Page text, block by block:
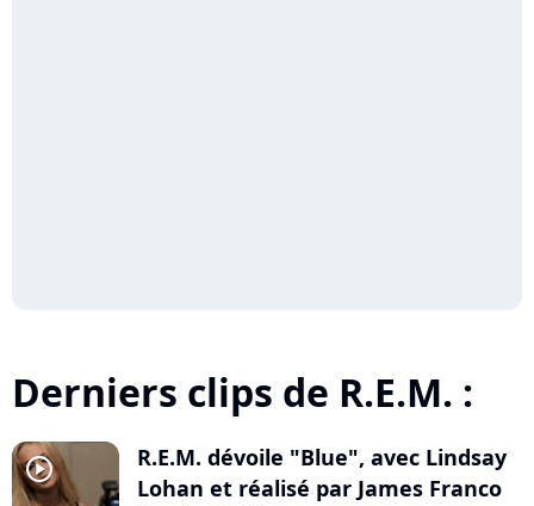
Derniers clips de R.E.M. :
player2
R.E.M. dévoile "Blue", avec Lindsay
Lohan et réalisé par James Franco